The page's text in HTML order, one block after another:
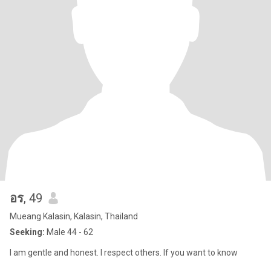
อร, 49
Mueang Kalasin, Kalasin, Thailand
Seeking: Male 44 - 62
I am gentle and honest. I respect others. If you want to know